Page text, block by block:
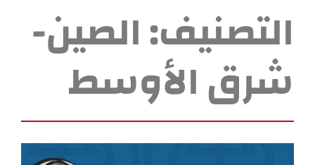
التصنيف:الصين-
شرق الأوسط